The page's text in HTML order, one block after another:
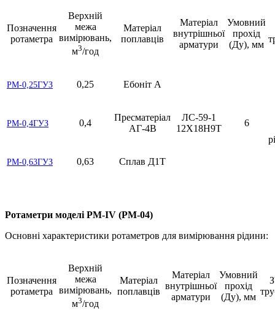
Позначення
ротаметра
Верхній
межа
вимірювань,
м3/год
Матеріал
поплавців
Матеріал
внутрішньої
арматури
Умовний
прохід
(Ду), мм
РМ-0,25ГУЗ 0,25 Ебоніт А
ЛС-59-1
12Х18Н9Т
6
РМ-0,4ГУЗ 0,4
Пресматеріал
АГ-4В
РМ-0,63ГУЗ 0,63 Сплав Д1Т
Ротаметри моделі РМ-IV (РМ-04)
Основні характеристики ротаметров для вимірювання рідини:
Позначення
ротаметра
Верхній
межа
вимірювань,
м3/год
Матеріал
поплавців
Матеріал
внутрішньої
арматури
Умовний
прохід
(Ду), мм